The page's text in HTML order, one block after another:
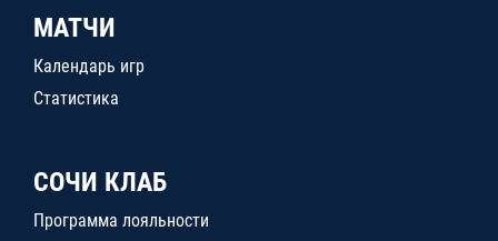
МАТЧИ
Календарь игр
Статистика
СОЧИ КЛАБ
Программа лояльности